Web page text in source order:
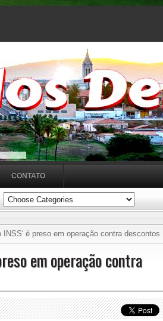
CONTATO
INSS' é preso em operação contra descontos
em operação contra